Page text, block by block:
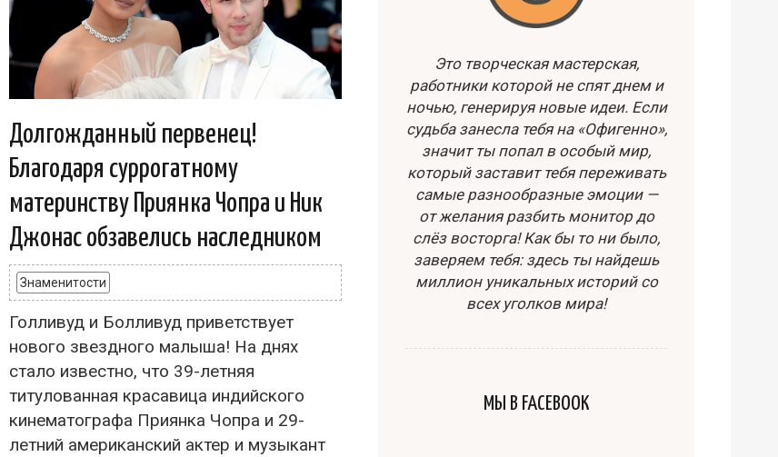
Долгожданный первенец!
Благодаря суррогатному
материнству Приянка Чопра и Ник
Джонас обзавелись наследником
Знаменитости
Голливуд и Болливуд приветствует
нового звездного малыша! На днях
стало известно, что 39-летняя
титулованная красавица индийского
кинематографа Приянка Чопра и 29-
летний американский актер и музыкант
Это творческая мастерская,
работники которой не спят днем и
ночью, генерируя новые идеи. Если
судьба занесла тебя на «Офигенно»,
значит ты попал в особый мир,
который заставит тебя переживать
самые разнообразные эмоции —
от желания разбить монитор до
слёз восторга! Как бы то ни было,
заверяем тебя: здесь ты найдешь
миллион уникальных историй со
всех уголков мира!
МЫ В FACEBOOK